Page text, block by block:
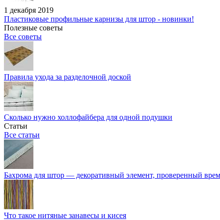
1 декабря 2019
Пластиковые профильные карнизы для штор - новинки!
Полезные советы
Все советы
Правила ухода за разделочной доской
Сколько нужно холлофайбера для одной подушки
Статьи
Все статьи
Бахрома для штор — декоративный элемент, проверенный
Что такое нитяные занавесы и кисея